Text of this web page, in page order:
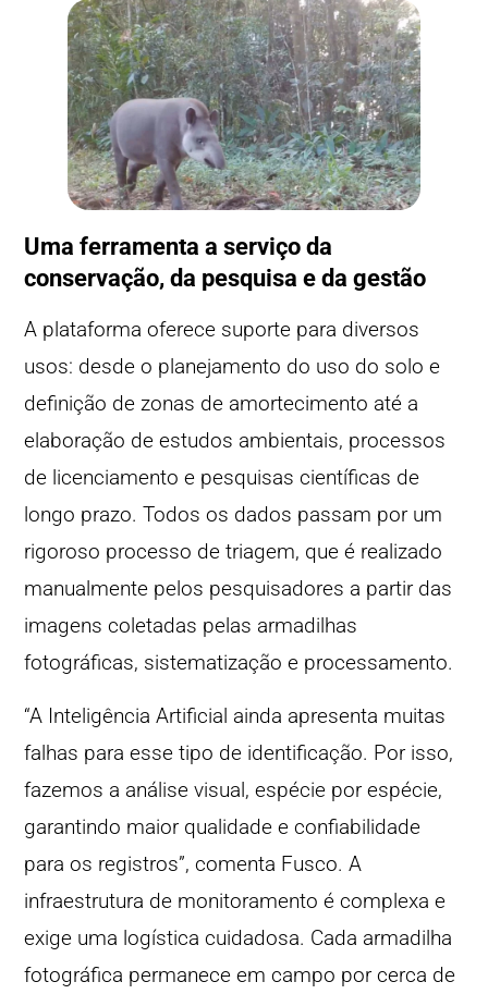
Uma ferramenta a serviço da
conservação, da pesquisa e da gestão
A plataforma oferece suporte para diversos
usos: desde o planejamento do uso do solo e
definição de zonas de amortecimento até a
elaboração de estudos ambientais, processos
de licenciamento e pesquisas científicas de
longo prazo. Todos os dados passam por um
rigoroso processo de triagem, que é realizado
manualmente pelos pesquisadores a partir das
imagens coletadas pelas armadilhas
fotográficas, sistematização e processamento.
“A Inteligência Artificial ainda apresenta muitas
falhas para esse tipo de identificação. Por isso,
fazemos a análise visual, espécie por espécie,
garantindo maior qualidade e confiabilidade
para os registros”, comenta Fusco. A
infraestrutura de monitoramento é complexa e
exige uma logística cuidadosa. Cada armadilha
fotográfica permanece em campo por cerca de